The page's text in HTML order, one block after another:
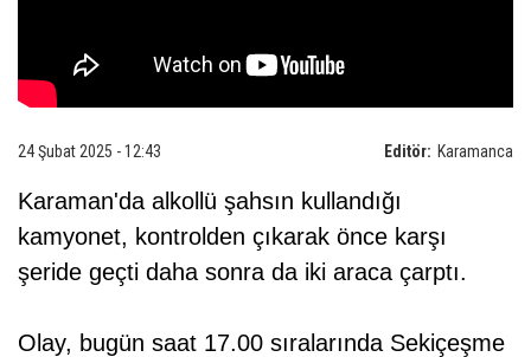
Editör: Karamanca
24 Şubat 2025 - 12:43
Karaman'da alkollü şahsın kullandığı
kamyonet, kontrolden çıkarak önce karşı
şeride geçti daha sonra da iki araca çarptı.
Olay, bugün saat 17.00 sıralarında Sekiçeşme